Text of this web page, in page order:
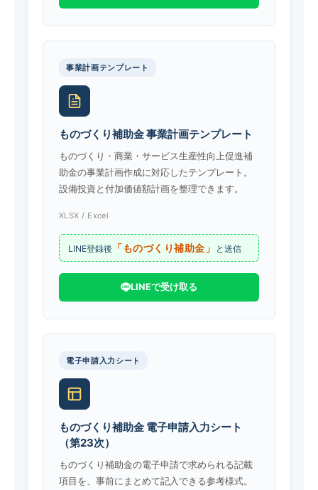
事業計画テンプレート
ものづくり補助金 事業計画テンプレート
ものづくり・商業・サービス生産性向上促進補
助金の事業計画作成に対応したテンプレート。
設備投資と付加価値額計画を整理できます。
XLSX / Excel
LINE登録後 「ものづくり補助金」 と送信
LINEで受け取る
電子申請入力シート
ものづくり補助金 電子申請入力シート
（第23次）
ものづくり補助金の電子申請で求められる記載
項目を、事前にまとめて記入できる参考様式。